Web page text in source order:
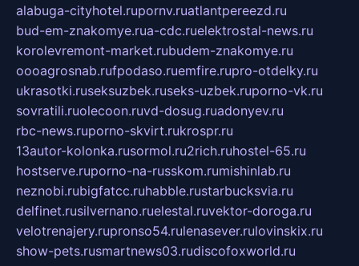
alabuga-cityhotel.rupornv.ruatlantpereezd.ru
bud-em-znakomye.rua-cdc.ruelektrostal-news.ru
korolevremont-market.rubudem-znakomye.ru
oooagrosnab.rufpodaso.ruemfire.rupro-otdelky.ru
ukrasotki.ruseksuzbek.ruseks-uzbek.ruporno-vk.ru
sovratili.ruolecoon.ruvd-dosug.ruadonyev.ru
rbc-news.ruporno-skvirt.rukrospr.ru
13autor-kolonka.rusormol.ru2rich.ruhostel-65.ru
hostserve.ruporno-na-russkom.rumishinlab.ru
neznobi.rubigfatcc.ruhabble.rustarbucksvia.ru
delfinet.rusilvernano.ruelestal.ruvektor-doroga.ru
velotrenajery.rupronso54.rulenasever.rulovinskix.ru
show-pets.rusmartnews03.rudiscofoxworld.ru